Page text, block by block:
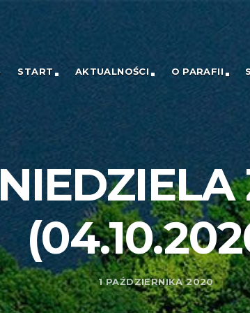
START AKTUALNOŚCI O PARAFII
1 PAŹDZIERNIKA 2020